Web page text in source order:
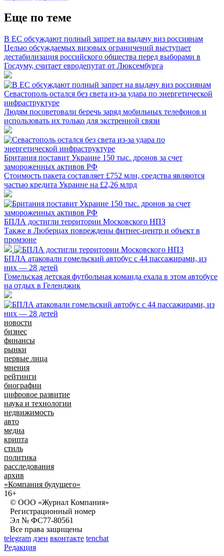
Еще по теме
В ЕС обсуждают полный запрет на выдачу виз россиянам
Целью обсуждаемых визовых ограничений выступает
дестабилизация российского общества перед выборами в
Госдуму, считает евродепутат от Люксембурга
Севастополь остался без света из-за удара по энергетической
инфраструктуре
Людям посоветовали беречь заряд мобильных телефонов и
использовать их только для экстренной связи
Британия поставит Украине 150 тыс. дронов за счет
замороженных активов РФ
Стоимость пакета составляет £752 млн, средства являются
частью кредита Украине на £2,26 млрд
БПЛА достигли территории Московского НПЗ
Также в Люберцах повреждены фитнес-центр и объект в
промзоне
БПЛА атаковали гомельский автобус с 44 пассажирами, из
них — 28 детей
Гомельская детская футбольная команда ехала в этом автобусе
на отдых в Геленджик
новости
бизнес
финансы
рынки
первые лица
мнения
рейтинги
биографии
цифровое развитие
наука и технологии
недвижимость
авто
медиа
крипта
стиль
политика
расследования
архив
«Компания будущего»
16+
© ООО «Журнал Компания»
Регистрационный номер
Эл № ФС77-80561
Все права защищены
telegram дзен вконтакте tenchat
Редакция